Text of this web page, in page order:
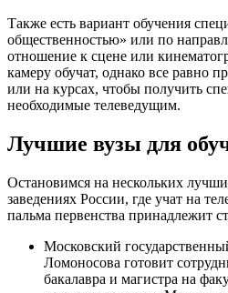
Также есть вариант обучения
общественностью» или по
отношение к сцене или
камеру обучат, однако все равно
или на курсах, чтобы получить
необходимые телеведущим.
Лучшие вузы для
Остановимся на нескольких
заведениях России, где учат на
пальма первенства принадлежит
Московский
Ломоносова готовит
бакалавра и магистра на